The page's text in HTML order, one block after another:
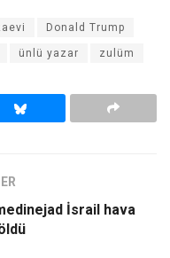
Donald Trump
ünlü yazar zulüm
İsrail hava